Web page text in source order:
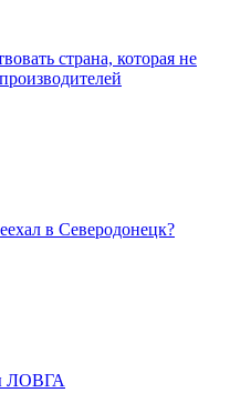
страна, которая не
в Северодонецк?
ЛОВГА